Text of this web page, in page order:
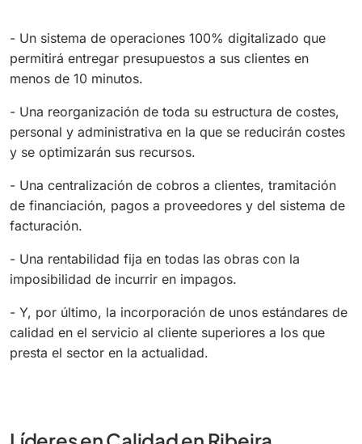
- Un sistema de operaciones 100% digitalizado que
permitirá entregar presupuestos a sus clientes en
menos de 10 minutos.
- Una reorganización de toda su estructura de costes,
personal y administrativa en la que se reducirán costes
y se optimizarán sus recursos.
- Una centralización de cobros a clientes, tramitación
de financiación, pagos a proveedores y del sistema de
facturación.
- Una rentabilidad fija en todas las obras con la
imposibilidad de incurrir en impagos.
- Y, por último, la incorporación de unos estándares de
calidad en el servicio al cliente superiores a los que
presta el sector en la actualidad.